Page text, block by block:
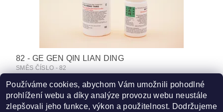
82 - GE GEN QIN LIAN DING
SMĚS ČÍSLO - 82
od 340 Kč
DETAIL
Používáme cookies, abychom Vám umožnili pohodlné
prohlížení webu a díky analýze provozu webu neustále
zlepšovali jeho funkce, výkon a použitelnost. Dodržujeme